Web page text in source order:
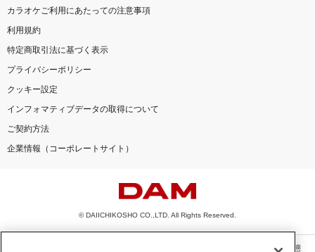
カラオケご利用にあたっての注意事項
利用規約
特定商取引法に基づく表示
プライバシーポリシー
クッキー設定
インフォマティブデータの取得について
ご契約方法
企業情報（コーポレートサイト）
© DAIICHIKOSHO CO.,LTD. All Rights Reserved.
このサイトに掲載されている一切の文章・画像・写真・動画・音声等を、手段や形態